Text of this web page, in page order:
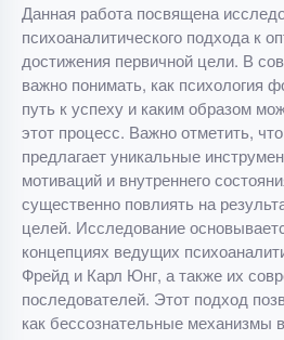
Данная работа посвящена
психоаналитического подхода к
достижения первичной цели. В
важно понимать, как психология
путь к успеху и каким образом
этот процесс. Важно отметить,
предлагает уникальные
мотиваций и внутреннего
существенно повлиять на
целей. Исследование
концепциях ведущих
Фрейд и Карл Юнг, а также их
последователей. Этот подход
как бессознательные механизмы